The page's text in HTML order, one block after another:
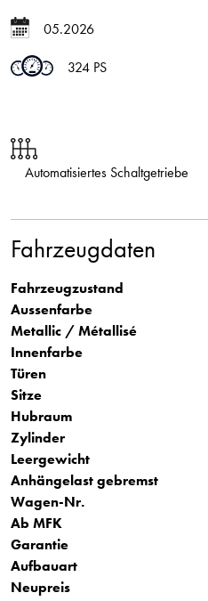
05.2026
324 PS
Automatisiertes Schaltgetriebe
Fahrzeugdaten
Fahrzeugzustand
Aussenfarbe
Metallic / Métallisé
Innenfarbe
Türen
Sitze
Hubraum
Zylinder
Leergewicht
Anhängelast gebremst
Wagen-Nr.
Ab MFK
Garantie
Aufbauart
Neupreis